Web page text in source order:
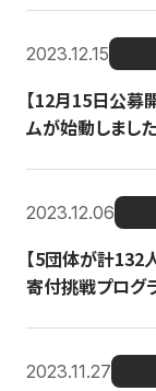
2023.12.15
【12月15日公募
ムが始動しました
2023.12.06
【5団体が計132
寄付挑戦プログ
2023.11.27